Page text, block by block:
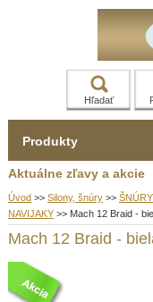
Hľadať
Aktuálne zľavy a akcie
Úvod >> Silony, šnúry >>
NAVIJAKY >> Mach 12 Braid -
Mach 12 Braid -
Produkty